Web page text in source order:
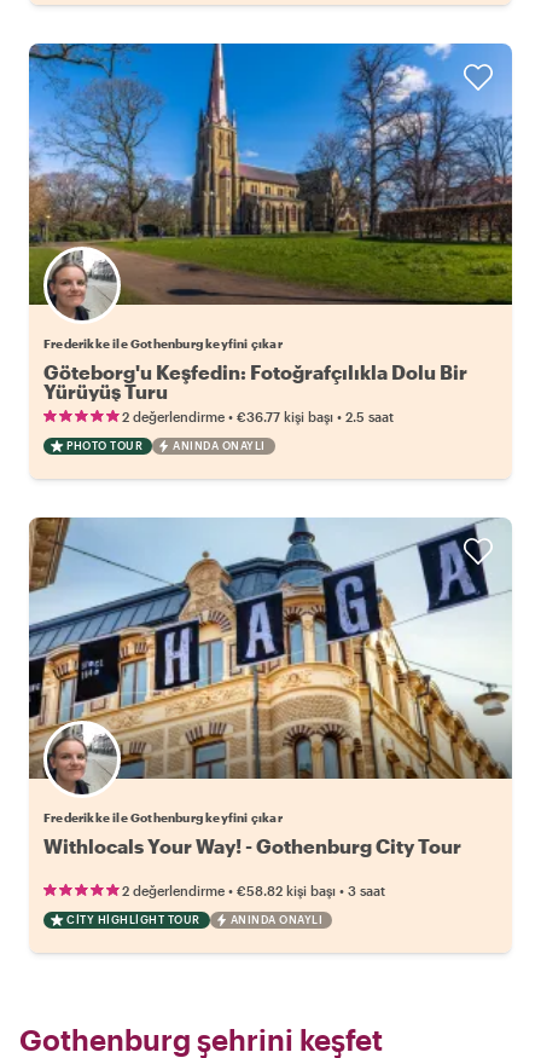
Frederikke ile Gothenburg keyfini çıkar
Göteborg'u Keşfedin: Fotoğrafçılıkla Dolu Bir
Yürüyüş Turu
2 değerlendirme • €36.77 kişi başı • 2.5 saat
PHOTO TOUR ANINDA ONAYLI
Frederikke ile Gothenburg keyfini çıkar
Withlocals Your Way! - Gothenburg City Tour
2 değerlendirme • €58.82 kişi başı • 3 saat
CITY HIGHLIGHT TOUR ANINDA ONAYLI
Gothenburg şehrini keşfet